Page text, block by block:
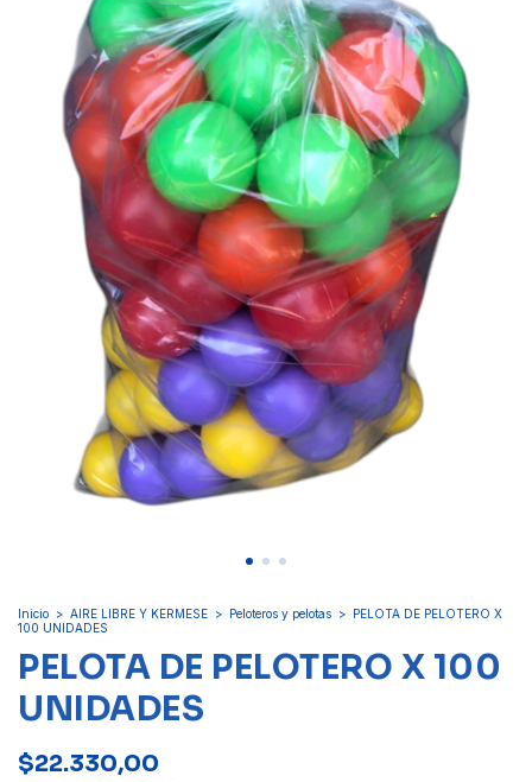
Inicio > AIRE LIBRE Y KERMESE > Peloteros y pelotas > PELOTA DE PELOTERO X
100 UNIDADES
PELOTA DE PELOTERO X 100
UNIDADES
$22.330,00